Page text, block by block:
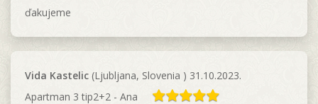
ďakujeme
Vida Kastelic (Ljubljana, Slovenia ) 31.10.2023.
Apartman 3 tip2+2 - Ana